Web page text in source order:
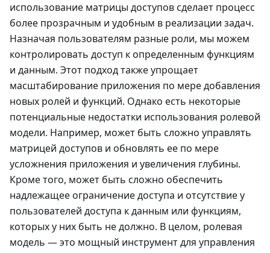
использование матрицы доступов сделает процесс
более прозрачным и удобным в реализации задач.
Назначая пользователям разные роли, мы можем
контролировать доступ к определенным функциям
и данным. Этот подход также упрощает
масштабирование приложения по мере добавления
новых ролей и функций. Однако есть некоторые
потенциальные недостатки использования ролевой
модели. Например, может быть сложно управлять
матрицей доступов и обновлять ее по мере
усложнения приложения и увеличения глубины.
Кроме того, может быть сложно обеспечить
надлежащее ограничение доступа и отсутствие у
пользователей доступа к данным или функциям,
которых у них быть не должно. В целом, ролевая
модель — это мощный инструмент для управления